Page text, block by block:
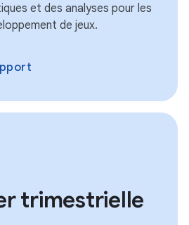
et des analyses pour les
de jeux.
trimestrielle